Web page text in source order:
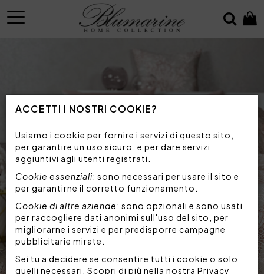
ACCETTI I NOSTRI COOKIE?
Usiamo i cookie per fornire i servizi di questo sito,
per garantire un uso sicuro, e per dare servizi
aggiuntivi agli utenti registrati.
Cookie essenziali: sono necessari per usare il sito e
per garantirne il corretto funzionamento.
Cookie di altre aziende: sono opzionali e sono usati
per raccogliere dati anonimi sull'uso del sito, per
migliorarne i servizi e per predisporre campagne
pubblicitarie mirate.
Sei tu a decidere se consentire tutti i cookie o solo
quelli necessari. Scopri di più nella nostra Privacy
MENU